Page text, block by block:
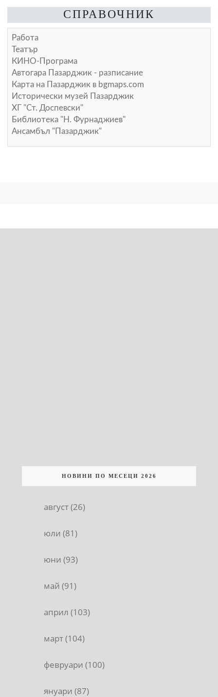
СПРАВОЧНИК
Работа
Театър
КИНО-Програма
Автогара Пазарджик - разписание
Карта на Пазарджик в bgmaps.com
Исторически музей Пазарджик
ХГ "Ст. Доспевски"
Библиотека "Н. Фурнаджиев"
Ансамбъл "Пазарджик"
НОВИНИ ПО МЕСЕЦИ 2026
август (26)
юли (81)
юни (93)
май (91)
април (103)
март (104)
февруари (100)
януари (87)